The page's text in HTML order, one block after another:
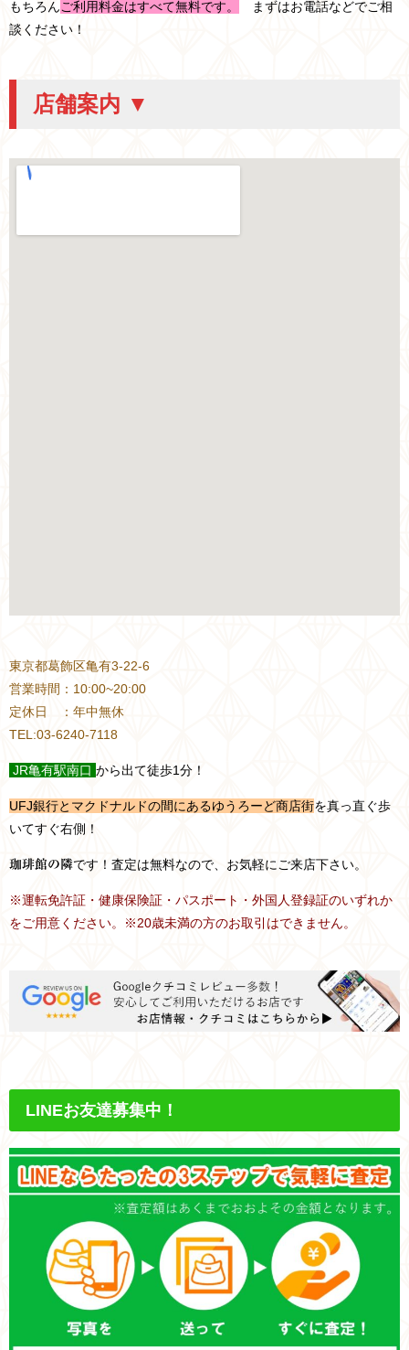
もちろんご利用料金はすべて無料です。
まずはお電話などでご相
談ください！
店舗案内 ▼
東京都葛飾区亀有3-22-6
営業時間：10:00~20:00
定休日 ：年中無休
TEL:03-6240-7118
JR亀有駅南口 から出て徒歩1分！
UFJ銀行とマクドナルドの間にあるゆうろーど商店街を真っ直ぐ歩
いてすぐ右側！
珈琲館の隣です！査定は無料なので、お気軽にご来店下さい。
※運転免許証・健康保険証・パスポート・外国人登録証のいずれか
をご用意ください。※20歳未満の方のお取引はできません。
LINEお友達募集中！